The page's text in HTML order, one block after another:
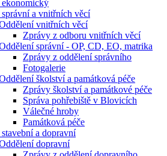
a vnitřních věcí
vnitřních věcí
Zprávy z odboru vnitřních věcí
správní - OP, CD, EO, matrika
Zprávy z oddělení správního
Fotogalerie
školství a památková péče
Zprávy školství a památkové péče
Správa pohřebiště v Blovicích
Válečné hroby
Památková péče
a dopravní
dopravní